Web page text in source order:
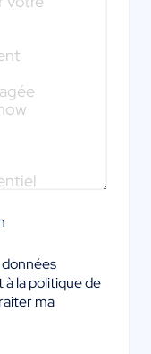
lapolitique de
ma